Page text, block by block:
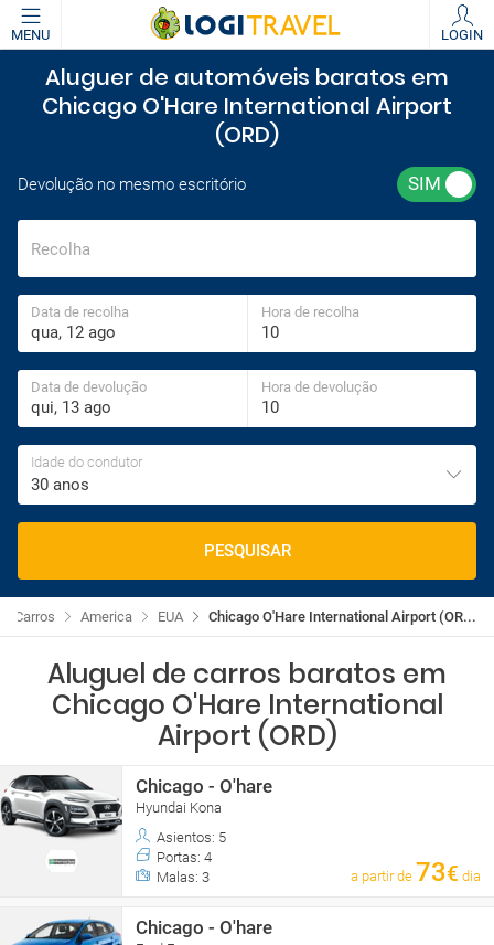
MENU LOGIN
Aluguer de automóveis baratos em
Chicago O'Hare International Airport
(ORD)
Devolução no mesmo escritório
Recolha
Data de recolha Hora de recolha
Data de devolução Hora de devolução
Idade do condutor
30 anos
PESQUISAR
Chicago O'Hare International Airport (OR...
EUA
America
Carros
Aluguel de carros baratos em
Chicago O'Hare International
Airport (ORD)
Chicago - O'hare
Hyundai Kona
Asientos: 5
Portas: 4
Malas: 3
a partir de 73€ dia
Chicago - O'hare